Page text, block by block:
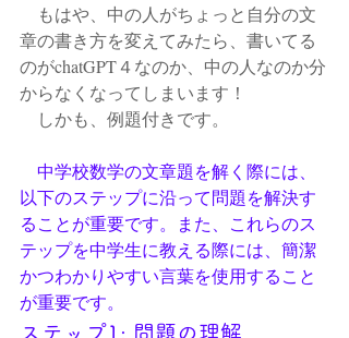
もはや、中の人がちょっと自分の文
章の書き方を変えてみたら、書いてる
のがchatGPT４なのか、中の人なのか分
からなくなってしまいます！
しかも、例題付きです。
中学校数学の文章題を解く際には、
以下のステップに沿って問題を解決す
ることが重要です。また、これらのス
テップを中学生に教える際には、簡潔
かつわかりやすい言葉を使用すること
が重要です。
ステップ1: 問題の理解